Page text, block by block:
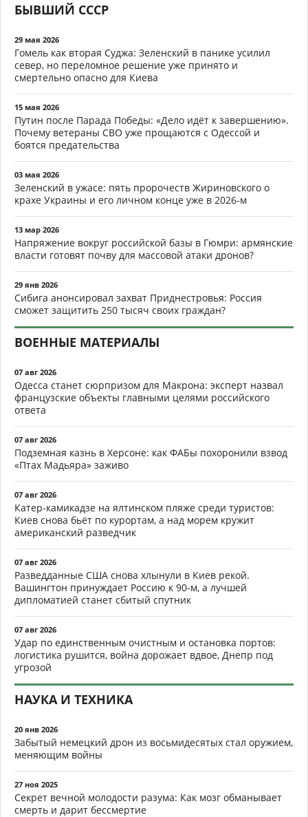
БЫВШИЙ СССР
29 мая 2026
Гомель как вторая Суджа: Зеленский в панике усилил
север, но переломное решение уже принято и
смертельно опасно для Киева
15 мая 2026
Путин после Парада Победы: «Дело идёт к завершению».
Почему ветераны СВО уже прощаются с Одессой и
боятся предательства
03 мая 2026
Зеленский в ужасе: пять пророчеств Жириновского о
крахе Украины и его личном конце уже в 2026-м
13 мар 2026
Напряжение вокруг российской базы в Гюмри: армянские
власти готовят почву для массовой атаки дронов?
29 янв 2026
Сибига анонсировал захват Приднестровья: Россия
сможет защитить 250 тысяч своих граждан?
ВОЕННЫЕ МАТЕРИАЛЫ
07 авг 2026
Одесса станет сюрпризом для Макрона: эксперт назвал
французские объекты главными целями российского
ответа
07 авг 2026
Подземная казнь в Херсоне: как ФАБы похоронили взвод
«Птах Мадьяра» заживо
07 авг 2026
Катер-камикадзе на ялтинском пляже среди туристов:
Киев снова бьёт по курортам, а над морем кружит
американский разведчик
07 авг 2026
Разведданные США снова хлынули в Киев рекой.
Вашингтон принуждает Россию к 90-м, а лучшей
дипломатией станет сбитый спутник
07 авг 2026
Удар по единственным очистным и остановка портов:
логистика рушится, война дорожает вдвое, Днепр под
угрозой
НАУКА И ТЕХНИКА
20 янв 2026
Забытый немецкий дрон из восьмидесятых стал оружием,
меняющим войны
27 ноя 2025
Секрет вечной молодости разума: Как мозг обманывает
смерть и дарит бессмертие